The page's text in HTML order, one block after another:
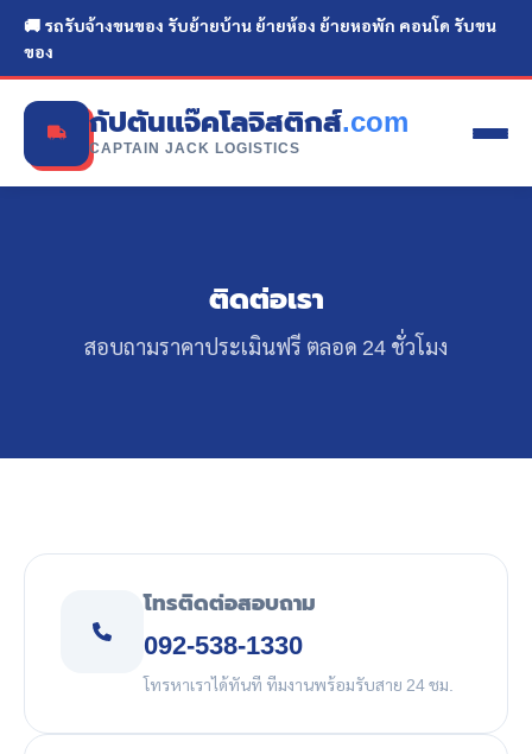
🚚 รถรับจ้างขนของ รับย้ายบ้าน ย้ายห้อง ย้ายหอพัก คอนโด รับขน
ของ
กัปตันแจ๊คโลจิสติกส์.com
CAPTAIN JACK LOGISTICS
ติดต่อเรา
สอบถามราคาประเมินฟรี ตลอด 24 ชั่วโมง
โทรติดต่อสอบถาม
092-538-1330
โทรหาเราได้ทันที ทีมงานพร้อมรับสาย 24 ชม.